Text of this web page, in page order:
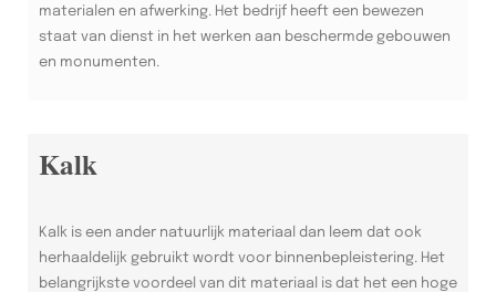
materialen en afwerking. Het bedrijf heeft een bewezen
staat van dienst in het werken aan beschermde gebouwen
en monumenten.
Kalk
Kalk is een ander natuurlijk materiaal dan leem dat ook
herhaaldelijk gebruikt wordt voor binnenbepleistering. Het
belangrijkste voordeel van dit materiaal is dat het een hoge